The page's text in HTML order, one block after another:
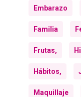
Embarazo
Familia
Frutas,
Hábitos,
Maquillaje